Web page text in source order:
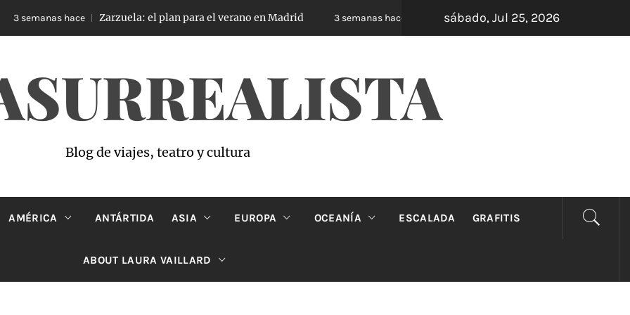
3 semanas hace Zarzuela: el plan para el verano en Madrid 3 semanas hace Oveja Negra: el unipersonal que se ríe de los
sábado, Jul 25, 2026
Blog de viajes, teatro y cultura
AMÉRICA ANTÁRTIDA ASIA EUROPA OCEANÍA ESCALADA GRAFITIS
ABOUT LAURA VAILLARD